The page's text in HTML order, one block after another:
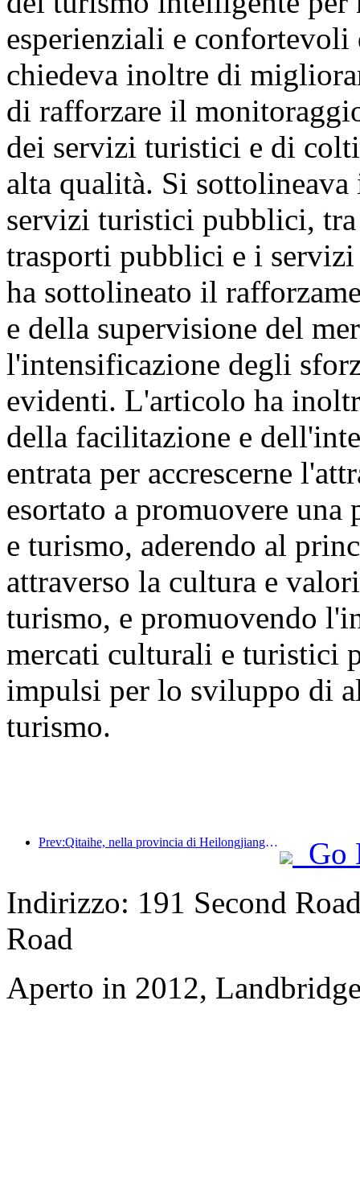
esperienziali e
chiedeva inoltre di
di rafforzare il
dei servizi turistici e di
alta qualità. Si
servizi turistici pubblici,
trasporti pubblici e i
ha sottolineato il
e della supervisione del
l'intensificazione degli
evidenti. L'articolo ha
della facilitazione e
entrata per accrescerne
esortato a promuovere
e turismo, aderendo al
attraverso la cultura e
turismo, e promuovendo
mercati culturali e turistici
impulsi per lo sviluppo di
turismo.
Prev:Qitaihe, nella provincia di Heilongjiang, ha emanato il primo regolamento nazionale sul settore del ghiaccio e della neve, incoraggiando l'integrazione dell'intelligenza artificiale negli sport su ghiaccio e neve.
Go
Indirizzo: 191 Second
Road
Aperto in 2012,